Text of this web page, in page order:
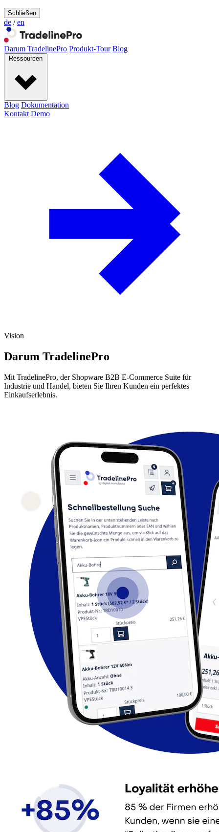
Schließen
de / en
Darum TradelinePro Produkt-Tour Blog
Ressourcen
Blog Dokumentation
Kontakt Demo
Vision
Darum TradelinePro
Mit TradelinePro, der Shopware B2B E-Commerce Suite für
Industrie und Handel, bieten Sie Ihren Kunden ein perfektes
Einkaufserlebnis.